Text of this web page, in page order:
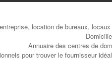
location de bureaux,
Annuaire des centres de
pour trouver le fournisseur